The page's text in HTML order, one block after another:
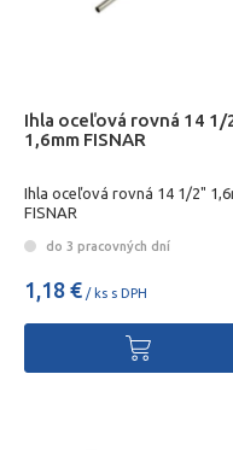
Ihla oceľová rovná 14 1/
1,6mm FISNAR
Ihla oceľová rovná 14 1/2"
FISNAR
do 3 pracovných dní
1,18 € / ks s DPH